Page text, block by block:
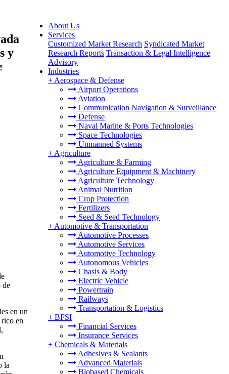
About Us
Services
Customized Market Research Syndicated Market
Research Reports Transaction & Legal Intelligence
Advisory
Industries
+ Aerospace & Defense
Airport Operations
Aviation
Communication Navigation & Surveillance
Defense
Naval Marine & Ports Technologies
Space Technologies
Unmanned Systems
+ Agriculture
Agriculture & Farming
Agriculture Equipment & Machinery
Agriculture Technology
Animal Nutrition
Crop Protection
Fertilizers
Seed & Seed Technology
+ Automotive & Transportation
Automotive Processes
Automotive Services
Automotive Technology
Autonomous Vehicles
Chasis & Body
Electric Vehicle
Powertrain
Railways
Transportation & Logistics
+ BFSI
Financial Services
Insurance Services
+ Chemicals & Materials
Adhesives & Sealants
Advanced Materials
Biobased Chemicals
y
de
en un
en
la